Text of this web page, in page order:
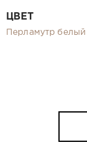
ЦВЕТ
Перламутр белый